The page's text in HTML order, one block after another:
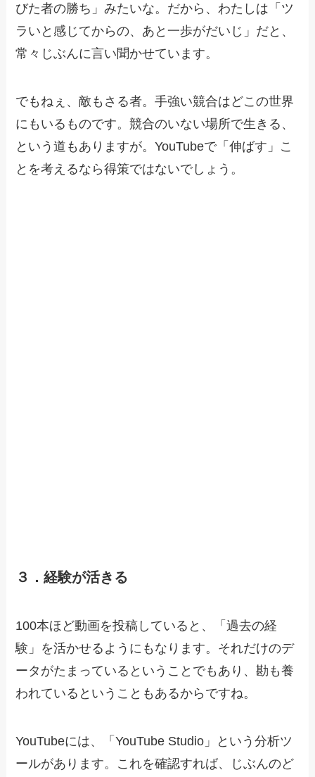
びた者の勝ち」みたいな。だから、わたしは「ツ
ラいと感じてからの、あと一歩がだいじ」だと、
常々じぶんに言い聞かせています。
でもねぇ、敵もさる者。手強い競合はどこの世界
にもいるものです。競合のいない場所で生きる、
という道もありますが。YouTubeで「伸ばす」こ
とを考えるなら得策ではないでしょう。
３．経験が活きる
100本ほど動画を投稿していると、「過去の経
験」を活かせるようにもなります。それだけのデ
ータがたまっているということでもあり、勘も養
われているということもあるからですね。
YouTubeには、「YouTube Studio」という分析ツ
ールがあります。これを確認すれば、じぶんのど